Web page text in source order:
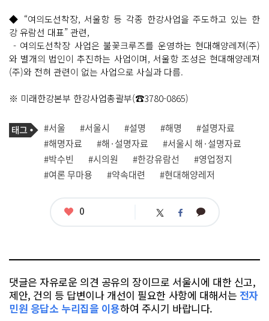
◆ “여의도선착장, 서울항 등 각종 한강사업을 주도하고 있는 한
강 유람선 대표” 관련,
- 여의도선착장 사업은 불꽃크루즈를 운영하는 현대해양레져(주)
와 별개의 법인이 추진하는 사업이며, 서울항 조성은 현대해양레져
(주)와 전혀 관련이 없는 사업으로 사실과 다름.
※ 미래한강본부 한강사업총괄부(☎3780-0865)
기
사
관
련
태
그
태
그
#서울 #서울시 #설명 #해명
#설명자료
#해명자료
#해·설명자료
#서울시 해·설명자료
#박수빈
#시의원 #한강유람선
#영업정지
#여론 무마용
#약속대련 #현대해양레저
좋
0 트 페 카
댓글은 자유로운 의견 공유의 장이므로 서울시에 대한 신고,
제안, 건의 등 답변이나 개선이 필요한 사항에 대해서는 전자
민원 응답소 누리집을 이용하여 주시기 바랍니다.